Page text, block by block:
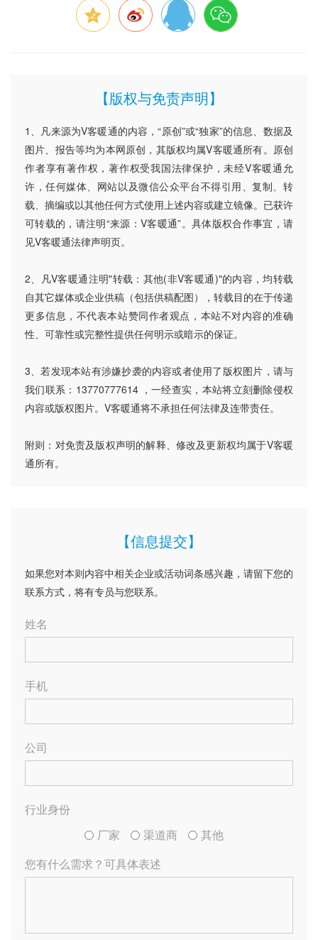
【版权与免责声明】
1、凡来源为V客暖通的内容，“原创”或“独家”的信息、数据及
图片、报告等均为本网原创，其版权均属V客暖通所有。原创
作者享有著作权，著作权受我国法律保护，未经V客暖通允
许，任何媒体、网站以及微信公众平台不得引用、复制、转
载、摘编或以其他任何方式使用上述内容或建立镜像。已获许
可转载的，请注明“来源：V客暖通”。具体版权合作事宜，请
见V客暖通法律声明页。
2、凡V客暖通注明"转载：其他(非V客暖通)"的内容，均转载
自其它媒体或企业供稿（包括供稿配图），转载目的在于传递
更多信息，不代表本站赞同作者观点，本站不对内容的准确
性、可靠性或完整性提供任何明示或暗示的保证。
3、若发现本站有涉嫌抄袭的内容或者使用了版权图片，请与
我们联系：13770777614 ，一经查实，本站将立刻删除侵权
内容或版权图片。V客暖通将不承担任何法律及连带责任。
附则：对免责及版权声明的解释、修改及更新权均属于V客暖
通所有。